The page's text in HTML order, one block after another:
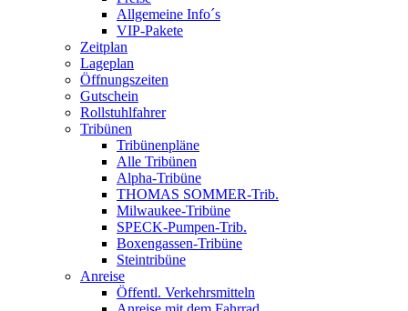
Allgemeine Info´s
VIP-Pakete
Zeitplan
Lageplan
Öffnungszeiten
Gutschein
Rollstuhlfahrer
Tribünen
Tribünenpläne
Alle Tribünen
Alpha-Tribüne
THOMAS SOMMER-Trib.
Milwaukee-Tribüne
SPECK-Pumpen-Trib.
Boxengassen-Tribüne
Steintribüne
Anreise
Öffentl. Verkehrsmitteln